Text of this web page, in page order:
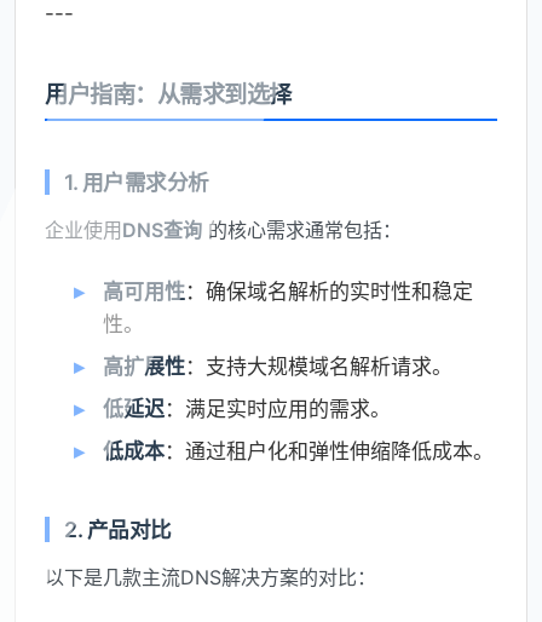
---
用户指南：从需求到选择
1. 用户需求分析
企业使用 DNS查询 的核心需求通常包括：
高可用性：确保域名解析的实时性和稳定
性。
高扩展性：支持大规模域名解析请求。
低延迟：满足实时应用的需求。
低成本：通过租户化和弹性伸缩降低成本。
2. 产品对比
以下是几款主流DNS解决方案的对比：